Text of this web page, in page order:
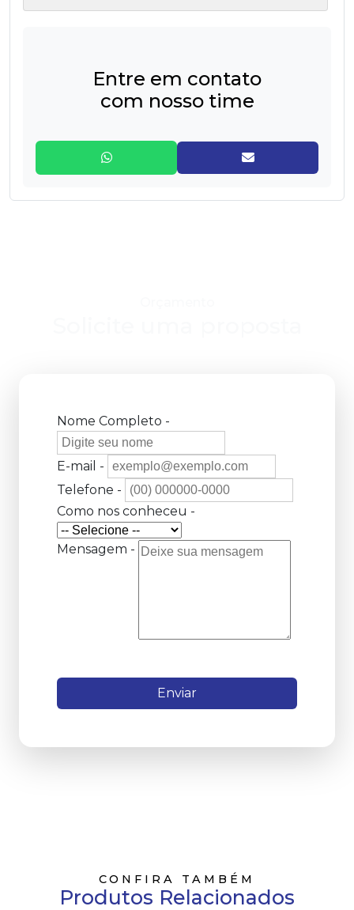
Entre em contato
com nosso time
Nome Completo -
E-mail -
Telefone -
Como nos conheceu -
Mensagem -
Enviar
CONFIRA TAMBÉM
Produtos Relacionados